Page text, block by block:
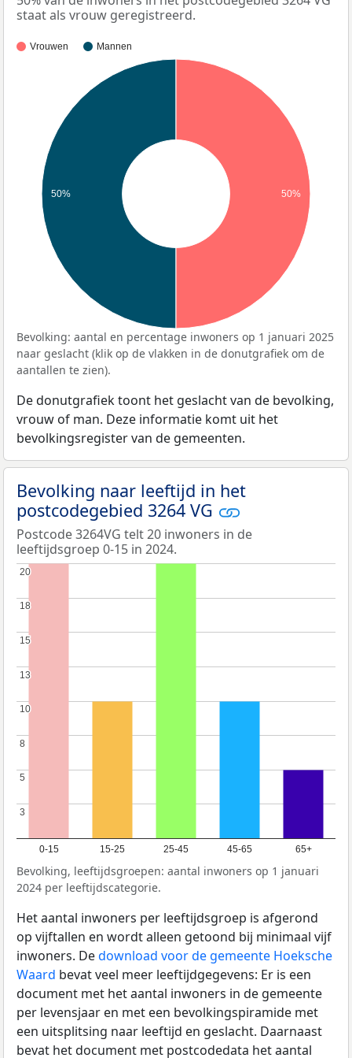
staat als vrouw geregistreerd.
Vrouwen Mannen
50% 50%
Bevolking: aantal en percentage inwoners op 1 januari 2025
naar geslacht (klik op de vlakken in de donutgrafiek om de
aantallen te zien).
De donutgrafiek toont het geslacht van de bevolking,
vrouw of man. Deze informatie komt uit het
bevolkingsregister van de gemeenten.
Bevolking naar leeftijd in het
postcodegebied 3264 VG
Postcode 3264VG telt 20 inwoners in de
leeftijdsgroep 0-15 in 2024.
0-15 15-25 25-45 45-65 65+
3
3
5
5
8
8
10
10
13
13
15
15
18
18
20
20
Bevolking, leeftijdsgroepen: aantal inwoners op 1 januari
2024 per leeftijdscategorie.
Het aantal inwoners per leeftijdsgroep is afgerond
op vijftallen en wordt alleen getoond bij minimaal vijf
inwoners. Dedownload voor de gemeente Hoeksche
Waard bevat veel meer leeftijdgegevens: Er is een
document met het aantal inwoners in de gemeente
per levensjaar en met een bevolkingspiramide met
een uitsplitsing naar leeftijd en geslacht. Daarnaast
bevat het document met postcodedata het aantal